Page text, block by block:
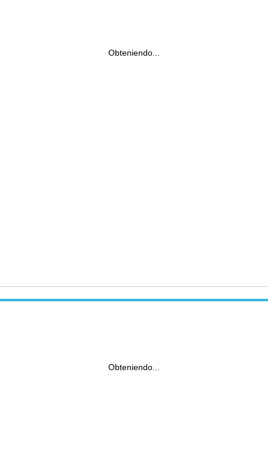
Obteniendo...
Obteniendo...